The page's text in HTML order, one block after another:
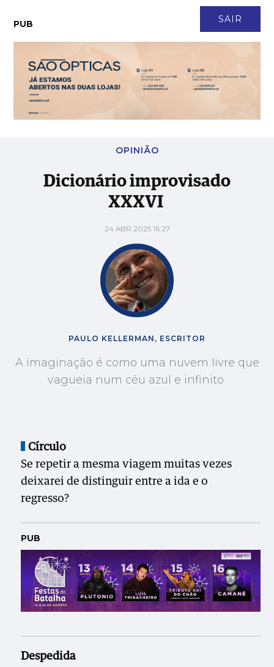
SAIR
PUB
Dicionário improvisado XXXVI
OPINIÃO
Dicionário improvisado
XXXVI
24 ABR 2025 16:27
PAULO KELLERMAN, ESCRITOR
A imaginação é como uma nuvem livre que
vagueia num céu azul e infinito
Círculo
Se repetir a mesma viagem muitas vezes
deixarei de distinguir entre a ida e o
regresso?
PUB
Despedida